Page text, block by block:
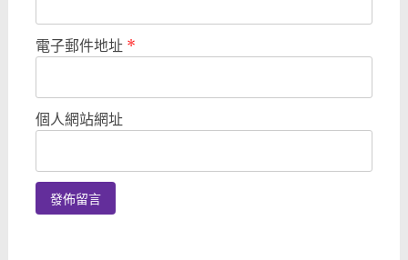
電子郵件地址 *
個人網站網址